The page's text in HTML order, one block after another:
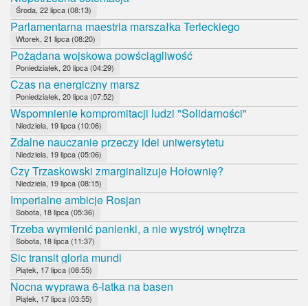
Środa, 22 lipca (08:13)
Parlamentarna maestria marszałka Terleckiego
Wtorek, 21 lipca (08:20)
Pożądana wojskowa powściągliwość
Poniedziałek, 20 lipca (04:29)
Czas na energiczny marsz
Poniedziałek, 20 lipca (07:52)
Wspomnienie kompromitacji ludzi "Solidarności"
Niedziela, 19 lipca (10:06)
Zdalne nauczanie przeczy idei uniwersytetu
Niedziela, 19 lipca (05:06)
Czy Trzaskowski zmarginalizuje Hołownię?
Niedziela, 19 lipca (08:15)
Imperialne ambicje Rosjan
Sobota, 18 lipca (05:36)
Trzeba wymienić panienki, a nie wystrój wnętrza
Sobota, 18 lipca (11:37)
Sic transit gloria mundi
Piątek, 17 lipca (08:55)
Nocna wyprawa 6-latka na basen
Piątek, 17 lipca (03:55)